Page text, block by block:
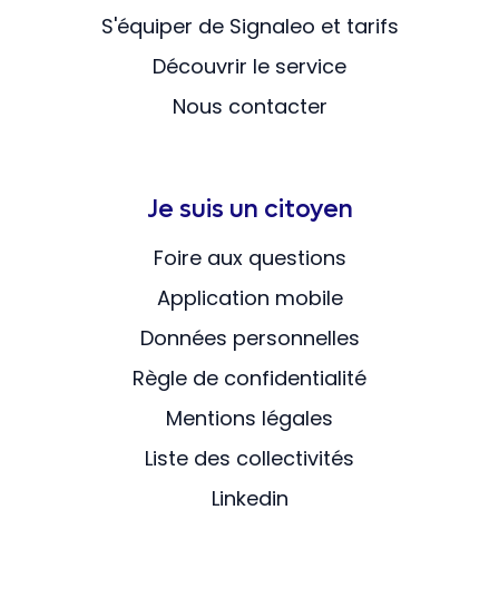
S'équiper de Signaleo et tarifs
Découvrir le service
Nous contacter
Je suis un citoyen
Foire aux questions
Application mobile
Données personnelles
Règle de confidentialité
Mentions légales
Liste des collectivités
Linkedin